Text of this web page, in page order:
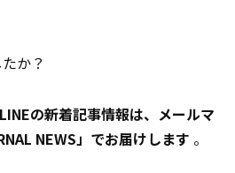
か？
の新着記事情報は、メールマ
NEWS」でお届けします 。